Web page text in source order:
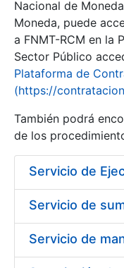
Erakutsi/Ezkutatu
Erakutsi/
Nacional de
Moneda, puede
a FNMT-RCM en la
Sector Público
Plataforma de
(https://
También podrá
de los